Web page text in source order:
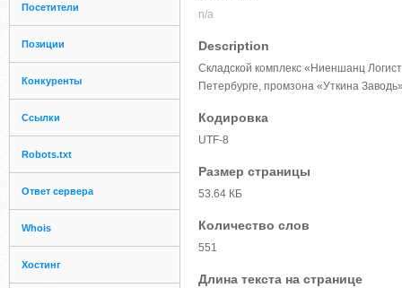
Посетители
Позиции
Конкуренты
Ссылки
Robots.txt
Ответ сервера
Whois
Хостинг
n/a
Description
Складской комплекс «Ниеншанц
Петербурге, промзона «Уткина
Кодировка
UTF-8
Размер страницы
53.64 КБ
Количество слов
551
Длина текста на странице